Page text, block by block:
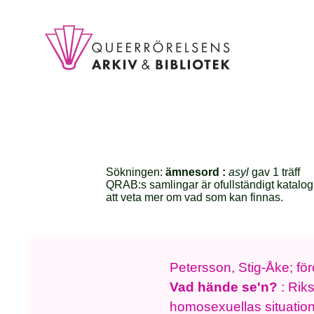
Sökningen:ämnesord :asyl gav 1 träff
QRAB:s samlingar är ofullständigt
att veta mer om vad som kan finnas.
Petersson, Stig-Åke;
Vad hände se'n? :
homosexuellas